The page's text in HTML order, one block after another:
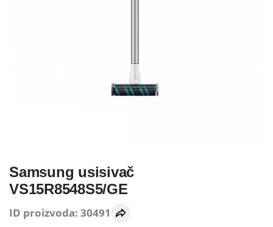
Samsung usisivač
VS15R8548S5/GE
ID proizvoda: 30491